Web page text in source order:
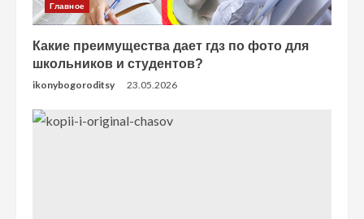
Главное
Какие преимущества дает гдз по фото для
школьников и студентов?
ikonybogoroditsy 23.05.2026